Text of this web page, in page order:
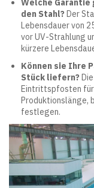
Welche
den Stahl? Der
Lebensdauer von
vor UV-Strahlung
kürzere
Können sie Ihre
Stück liefern?
Eintrittspfosten für
Produktionslänge,
festlegen.